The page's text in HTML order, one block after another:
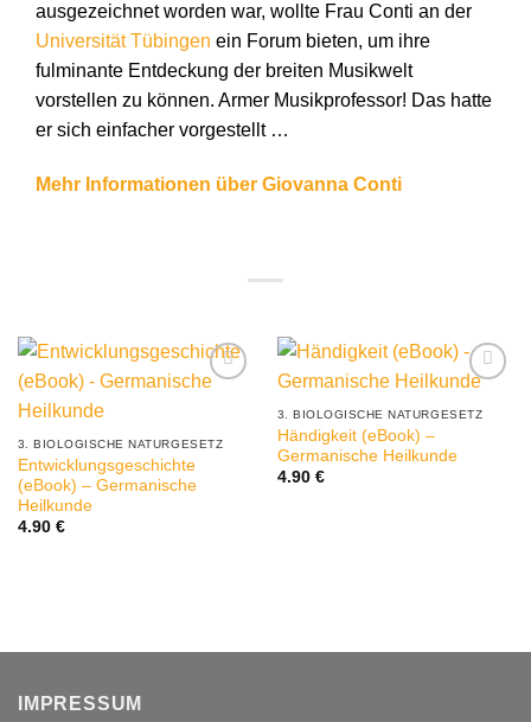
ausgezeichnet worden war, wollte Frau Conti an der
Universität Tübingen ein Forum bieten, um ihre
fulminante Entdeckung der breiten Musikwelt
vorstellen zu können. Armer Musikprofessor! Das hatte
er sich einfacher vorgestellt …
Mehr Informationen über Giovanna Conti
3. BIOLOGISCHE NATURGESETZ
Entwicklungsgeschichte
(eBook) – Germanische
Heilkunde
4.90 €
3. BIOLOGISCHE NATURGESETZ
Händigkeit (eBook) –
Germanische Heilkunde
4.90 €
IMPRESSUM